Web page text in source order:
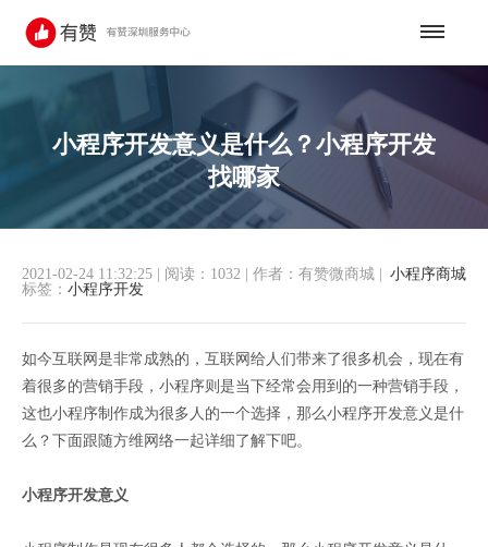
小程序开发意义是什么？小程序开发
找哪家
小程序商城
2021-02-24 11:32:25 阅读：1032 作者：有赞微商城
标签： 小程序开发
如今互联网是非常成熟的，互联网给人们带来了很多机会，现在有
着很多的营销手段，小程序则是当下经常会用到的一种营销手段，
这也小程序制作成为很多人的一个选择，那么小程序开发意义是什
么？下面跟随方维网络一起详细了解下吧。
小程序开发意义